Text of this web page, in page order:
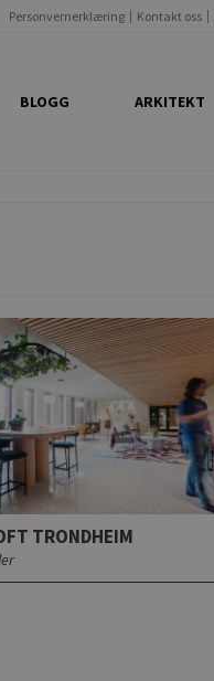
Personvernerklæring Kontakt oss
BLOGG ARKITEKT
TRONDHEIM